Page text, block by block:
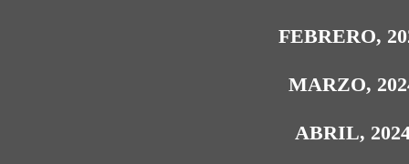
FEBRERO,
MARZO,
ABRIL,